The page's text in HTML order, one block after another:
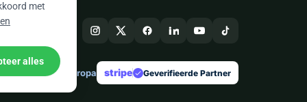
Gemaakt in Europa stripe check Geverifieerde Partner
met
alles